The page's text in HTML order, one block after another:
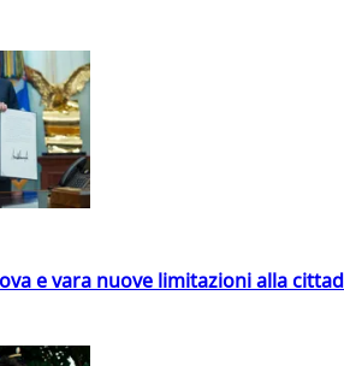
e vara nuove limitazioni alla